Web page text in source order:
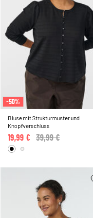
-50%
Bluse mit Strukturmuster und
Knopfverschluss
Price reduced from
39,99 €
19,99 €